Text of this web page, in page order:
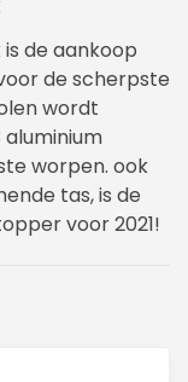
is de aankoop
de scherpste
wordt
worpen. ook
tas, is de
voor 2021!